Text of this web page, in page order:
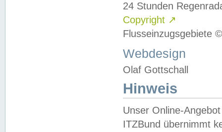
24 Stunden
Copyright ↗
Flusseinzugsgebiete
Webdesign
Olaf Gottschall
Hinweis
Unser Online-
ITZBund übernimmt